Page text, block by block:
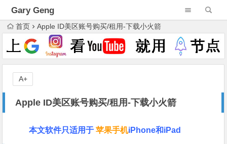
Gary Geng
首页 Apple ID美区账号购买/租用-下载小火箭
Apple ID美区账号购买/租用-下载小火箭
本文软件只适用于苹果手机iPhone和iPad
A+